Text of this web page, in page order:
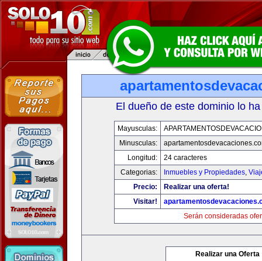
El dueño de este dominio lo
Mayusculas:
Minusculas:
Longitud:
24 caracteres
Categorias:
Inmuebles y Propiedades,
Precio:
Realizar una oferta!
Visitar!
Serán consideradas
Realizar una Oferta